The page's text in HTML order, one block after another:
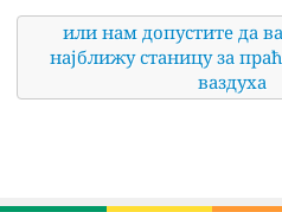
или нам допустите да
најближу станицу за
ваздуха